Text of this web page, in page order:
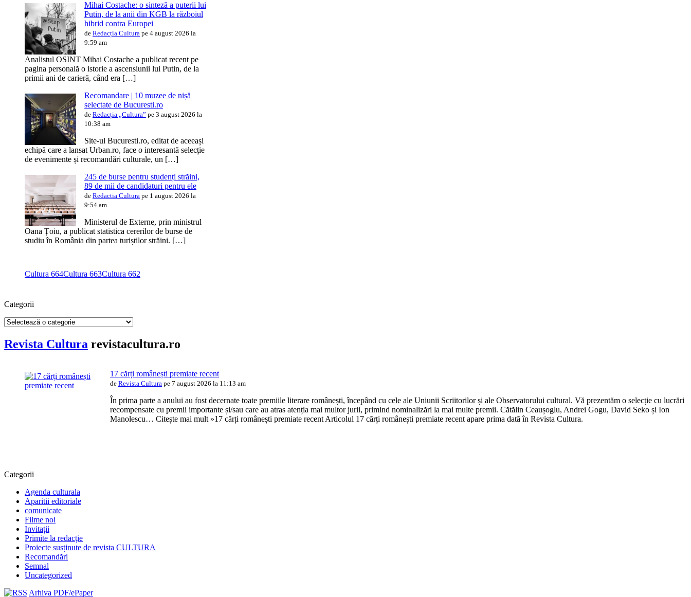
Mihai Costache: o sinteză a puterii lui
Putin, de la anii din KGB la războiul
hibrid contra Europei
de Redacția Cultura pe 4 august 2026 la
9:59 am
Analistul OSINT Mihai Costache a publicat recent pe
pagina personală o istorie a ascensiunii lui Putin, de la
primii ani de carieră, când era […]
Recomandare | 10 muzee de nișă
selectate de Bucuresti.ro
de Redacția „Cultura” pe 3 august 2026 la
10:38 am
Site-ul Bucuresti.ro, editat de aceeași
echipă care a lansat Urban.ro, face o interesantă selecție
de evenimente și recomandări culturale, un […]
245 de burse pentru studenți străini,
89 de mii de candidaturi pentru ele
de Redactia Cultura pe 1 august 2026 la
9:54 am
Ministerul de Externe, prin ministrul
Oana Țoiu, a publicat statistica cererilor de burse de
studiu în România din partea turiștilor străini. […]
Cultura 664Cultura 663Cultura 662
Categorii
Categorii
Revista Cultura revistacultura.ro
17 cărți românești premiate recent
de Revista Cultura pe 7 august 2026 la 11:13 am
În prima parte a anului au fost decernate toate premiile literare românești, începând cu cele ale Uniunii Scriitorilor și ale Observatorului cultural. Vă prezentăm o selecție cu lucrări
recompensate cu premii importante și/sau care au atras atenția mai multor jurii, primind nominalizări la mai multe premii. Cătălin Ceaușoglu, Andrei Gogu, David Seko și Ion
Manolescu… Citește mai mult »17 cărți românești premiate recent Articolul 17 cărți românești premiate recent apare prima dată în Revista Cultura.
Categorii
Agenda culturala
Aparitii editoriale
comunicate
Filme noi
Invitații
Primite la redacție
Proiecte susținute de revista CULTURA
Recomandări
Semnal
Uncategorized
Arhiva PDF/ePaper